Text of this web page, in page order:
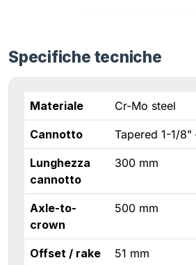
Specifiche tecniche
Materiale Cr-Mo steel
Cannotto Tapered 1-1/8"
Lunghezza
cannotto
300 mm
Axle-to-
crown
500 mm
Offset / rake 51 mm